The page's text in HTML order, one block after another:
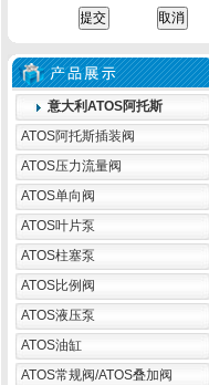
意大利ATOS阿托斯
ATOS阿托斯插装阀
ATOS压力流量阀
ATOS单向阀
ATOS叶片泵
ATOS柱塞泵
ATOS比例阀
ATOS液压泵
ATOS油缸
ATOS常规阀/ATOS叠加阀